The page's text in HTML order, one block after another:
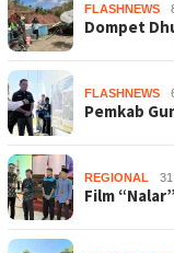
FLASHNEWS
Dompet
FLASHNEWS
Pemkab
REGIONAL
Film